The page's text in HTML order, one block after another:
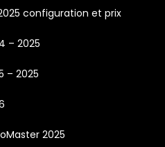
configuration et prix
– 2025
– 2025
2025